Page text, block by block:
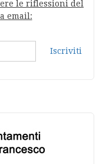
le riflessioni del
email:
Iscriviti